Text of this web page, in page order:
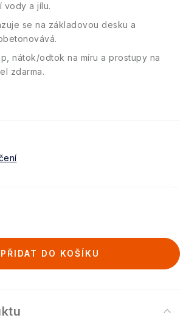
vody a jílu.
se na základovou desku a
nátok/odtok na míru a prostupy na
zdarma.
PŘIDAT DO KOŠÍKU